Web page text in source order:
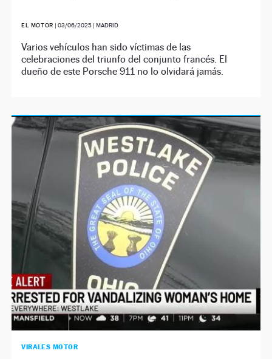
EL MOTOR | 03/06/2025| MADRID
Varios vehículos han sido víctimas de las
celebraciones del triunfo del conjunto francés. El
dueño de este Porsche 911 no lo olvidará jamás.
VIRALES MOTOR